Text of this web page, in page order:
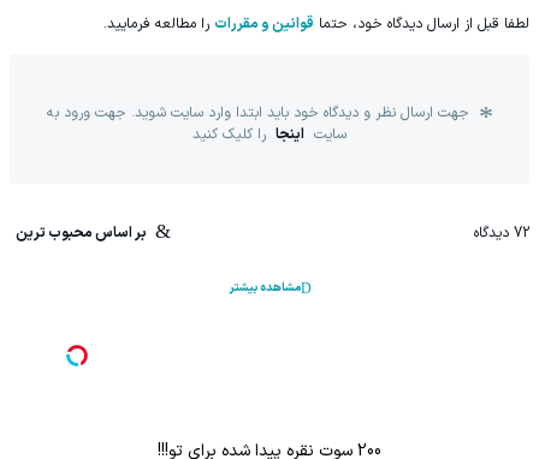
لطفا قبل از ارسال دیدگاه خود، حتما قوانین و مقررات را مطالعه فرمایید.
جهت ارسال نظر و دیدگاه خود باید ابتدا وارد سایت شوید. جهت ورود به
سایت اینجا را کلیک کنید
72 دیدگاه بر اساس محبوب ترین
مشاهده بیشتر
200 سوت نقره پیدا شده برای تو!!!